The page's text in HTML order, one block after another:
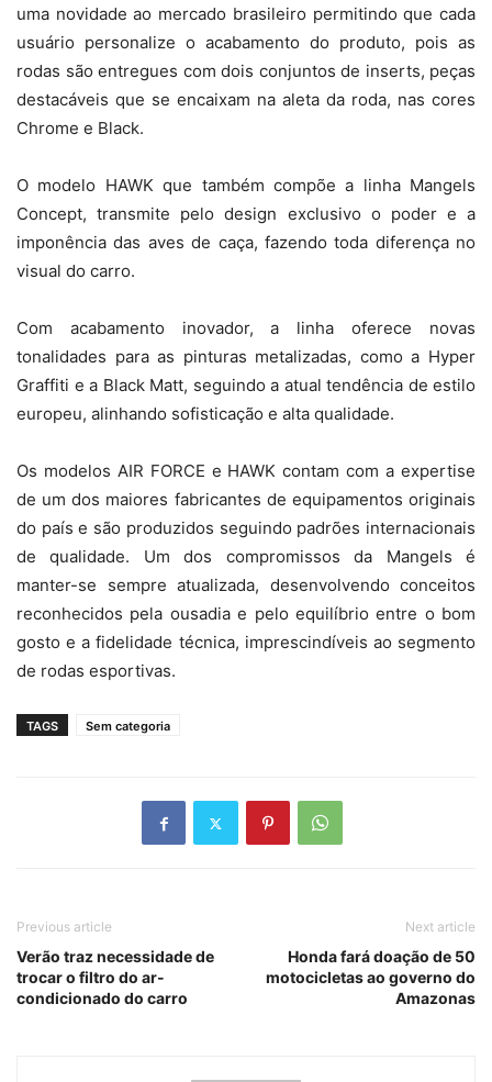
uma novidade ao mercado brasileiro permitindo que cada
usuário personalize o acabamento do produto, pois as
rodas são entregues com dois conjuntos de inserts, peças
destacáveis que se encaixam na aleta da roda, nas cores
Chrome e Black.
O modelo HAWK que também compõe a linha Mangels
Concept, transmite pelo design exclusivo o poder e a
imponência das aves de caça, fazendo toda diferença no
visual do carro.
Com acabamento inovador, a linha oferece novas
tonalidades para as pinturas metalizadas, como a Hyper
Graffiti e a Black Matt, seguindo a atual tendência de estilo
europeu, alinhando sofisticação e alta qualidade.
Os modelos AIR FORCE e HAWK contam com a expertise
de um dos maiores fabricantes de equipamentos originais
do país e são produzidos seguindo padrões internacionais
de qualidade. Um dos compromissos da Mangels é
manter-se sempre atualizada, desenvolvendo conceitos
reconhecidos pela ousadia e pelo equilíbrio entre o bom
gosto e a fidelidade técnica, imprescindíveis ao segmento
de rodas esportivas.
TAGS Sem categoria
Previous article
Verão traz necessidade de
trocar o filtro do ar-
condicionado do carro
Next article
Honda fará doação de 50
motocicletas ao governo do
Amazonas